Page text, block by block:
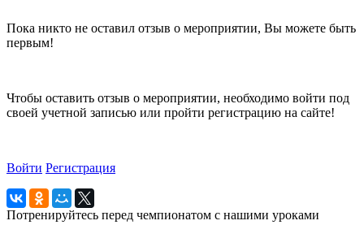
Пока никто не оставил отзыв о мероприятии, Вы можете быть
первым!
Чтобы оставить отзыв о мероприятии, необходимо войти под
своей учетной записью или пройти регистрацию на сайте!
Войти Регистрация
Потренируйтесь перед чемпионатом с нашими уроками